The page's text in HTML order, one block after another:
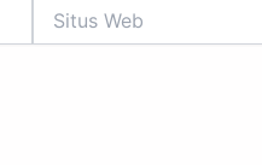
Web